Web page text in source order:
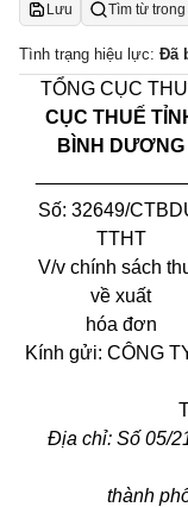
Lưu Tìm từ trong
Tình trạng hiệu lực: Đã
TỔNG CỤC
CỤC THUẾ
BÌNH DƯƠNG
Số: 32649/
TTHT
V/v chính sách
về xuất
hóa đơn
Kính gửi: CÔNG
Địa chỉ: Số 05/
thành